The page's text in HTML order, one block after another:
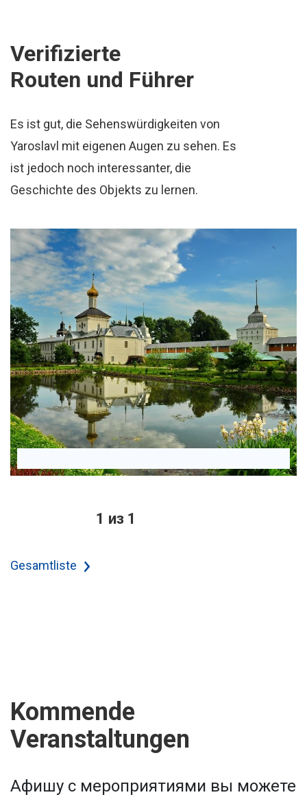
Verifizierte
Routen und Führer
Es ist gut, die Sehenswürdigkeiten von
Yaroslavl mit eigenen Augen zu sehen. Es
ist jedoch noch interessanter, die
Geschichte des Objekts zu lernen.
1 из 1
Gesamtliste
Kommende
Veranstaltungen
Афишу с мероприятиями вы можете